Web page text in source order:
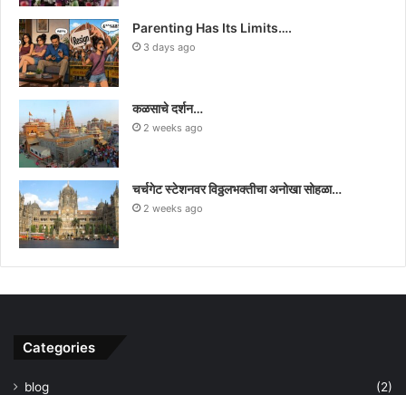
Parenting Has Its Limits….
3 days ago
कळसाचे दर्शन…
2 weeks ago
चर्चगेट स्टेशनवर विठ्ठलभक्तीचा अनोखा सोहळा…
2 weeks ago
Categories
blog
(2)